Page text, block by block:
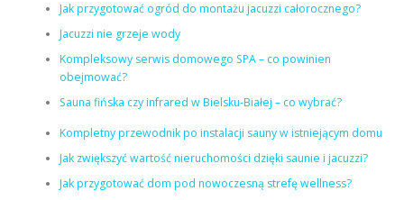
Jak przygotować ogród do montażu jacuzzi całorocznego?
Jacuzzi nie grzeje wody
Kompleksowy serwis domowego SPA – co powinien
obejmować?
Sauna fińska czy infrared w Bielsku-Białej – co wybrać?
Kompletny przewodnik po instalacji sauny w istniejącym domu
Jak zwiększyć wartość nieruchomości dzięki saunie i jacuzzi?
Jak przygotować dom pod nowoczesną strefę wellness?